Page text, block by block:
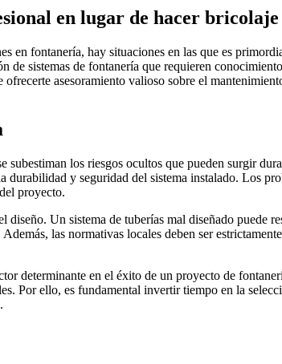
en lugar de hacer
en fontanería, hay situaciones en las que es
sistemas de fontanería que requieren
asesoramiento valioso sobre el
los riesgos ocultos que pueden surgir
durabilidad y seguridad del sistema instalado. Los
proyecto.
Un sistema de tuberías mal diseñado
las normativas locales deben ser
determinante en el éxito de un proyecto de
Por ello, es fundamental invertir tiempo en la